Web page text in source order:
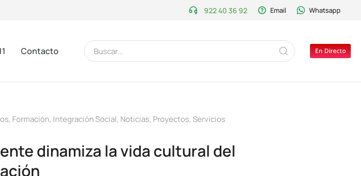
922 40 36 92 Email Whatsapp
Contacto En Directo
, Formación, Integración Social, Noticias, Proyectos, Servicios
dinamiza la vida cultural del